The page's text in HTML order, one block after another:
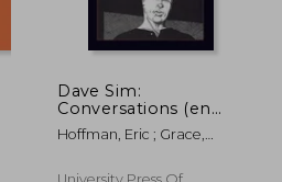
40%
Dave Sim:
Conversations (en
Inglés)
Hoffman, Eric ; Grace,